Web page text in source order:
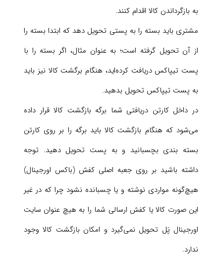
به بازگرداندن کالا اقدام کنند.
مشتری باید بسته را به پستی تحویل دهد که ابتدا بسته را
از آن تحویل گرفته است؛ به عنوان مثال، اگر بسته را با
پست تیپاکس دریافت کرده‌اید، هنگام برگشت کالا نیز باید
به پست تیپاکس تحویل بدهید.
در داخل کارتن دریافتی شما برگه بازگشت کالا قرار داده
می‌شود که هنگام بازگشت کالا باید برگه را بر روی کارتن
بسته بندی بچسبانید و به پست تحویل دهید. توجه
داشته باشید بر روی جعبه اصلی کفش (باکس اورجینال)
هیچ‌گونه مواردی نوشته و یا چسبانده نشود چرا که در غیر
این صورت کالا یا کفش ارسالی شما را به هیچ عنوان سایت
اورجینال پَل تحویل نمی‌گیرد و امکان بازگشت کالا وجود
ندارد.